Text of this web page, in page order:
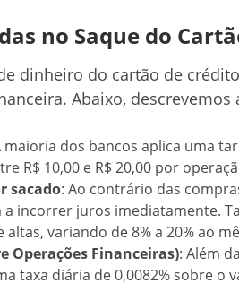
no Saque do
dinheiro do cartão de
Abaixo,
maioria dos bancos aplica uma
R$ 10,00 e R$ 20,00 por
sacado: Ao contrário das
incorrer juros imediatamente.
variando de 8% a 20% ao
Operações Financeiras): Além
taxa diária de 0,0082% sobre o